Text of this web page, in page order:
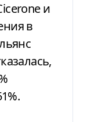
и
в